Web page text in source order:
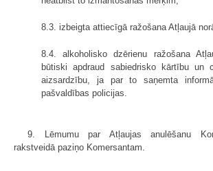
8.3. izbeigta attiecīgā ražošana Atļaujā
8.4. alkoholisko dzērienu ražošana
būtiski apdraud sabiedrisko kārtību un
aizsardzību, ja par to saņemta
pašvaldības policijas.
9. Lēmumu par Atļaujas anulēšanu
rakstveidā paziņo Komersantam.